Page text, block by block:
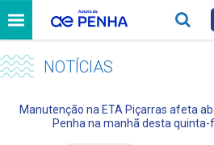
NOTÍCIAS
Manutenção na ETA Piçarras afeta
Penha na manhã desta quinta-